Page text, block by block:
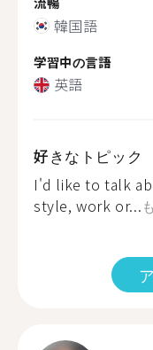
韓国語
学習中の言語
英語
好きなトピック
I'd like to talk
style, work or...